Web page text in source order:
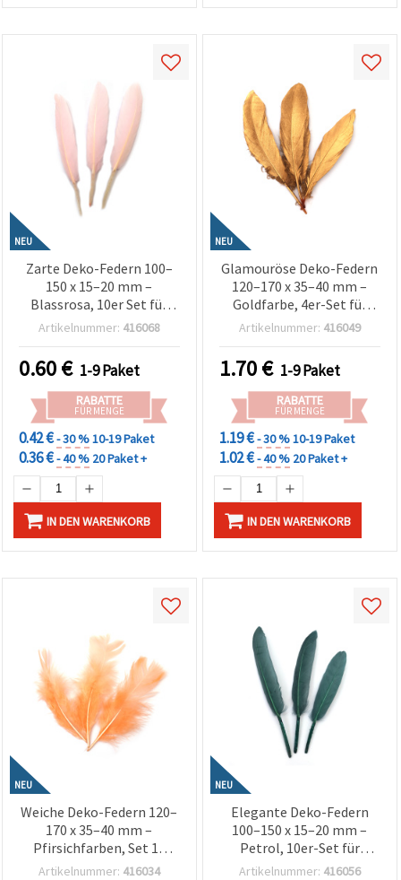
NEU
Zarte Deko-Federn 100–
150 x 15–20 mm –
Blassrosa, 10er Set für
Hochzeitsdeko,
Bastel- und DIY-Projekte
Artikelnummer: 416068
0.60€ 1-9 Paket
RABATTE
FÜR MENGE
0.42 €- 30 %10-19 Paket
0.36 €- 40 % 20 Paket +
IN DEN WARENKORB
NEU
Glamouröse Deko-Federn
120–170 x 35–40 mm –
Goldfarbe, 4er-Set für
festliche Dekoration,
& stilvolle Event-Designs
Artikelnummer: 416049
1.70€ 1-9 Paket
RABATTE
FÜR MENGE
1.19 €- 30 %10-19 Paket
1.02 €- 40 % 20 Paket +
IN DEN WARENKORB
NEU
Weiche Deko-Federn 120–
170 x 35–40 mm –
Pfirsichfarben, Set 10
Stück für Basteln,
Artikelnummer: 416034
NEU
Elegante Deko-Federn
100–150 x 15–20 mm –
Petrol, 10er-Set für
Basteln, Floristik,
Artikelnummer: 416056